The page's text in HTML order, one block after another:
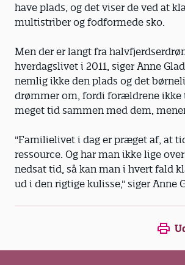
have plads, og det viser de ved at
multistriber og fodformede sko.
Men der er langt fra
hverdagslivet i 2011, siger Anne
nemlig ikke den plads og det
drømmer om, fordi forældrene ikke
meget tid sammen med dem,
"Familielivet i dag er præget af, at
ressource. Og har man ikke lige
nedsat tid, så kan man i hvert fald
ud i den rigtige kulisse," siger Anne